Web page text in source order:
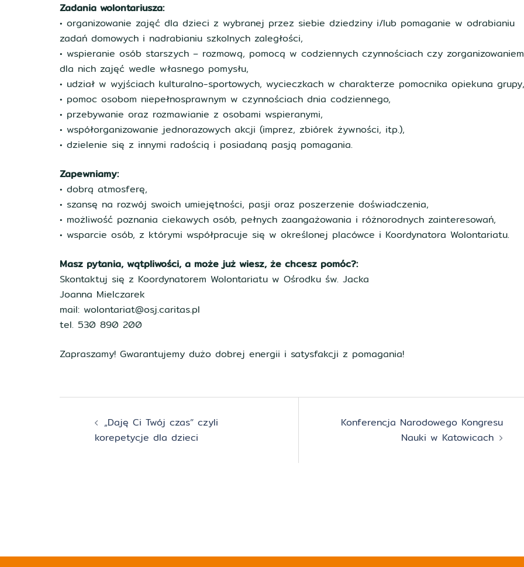
Zadania wolontariusza:
• organizowanie zajęć dla dzieci z wybranej przez siebie dziedziny i/lub pomaganie w odrabianiu
zadań domowych i nadrabianiu szkolnych zaległości,
• wspieranie osób starszych – rozmową, pomocą w codziennych czynnościach czy zorganizowaniem
dla nich zajęć wedle własnego pomysłu,
• udział w wyjściach kulturalno-sportowych, wycieczkach w charakterze pomocnika opiekuna grupy,
• pomoc osobom niepełnosprawnym w czynnościach dnia codziennego,
• przebywanie oraz rozmawianie z osobami wspieranymi,
• współorganizowanie jednorazowych akcji (imprez, zbiórek żywności, itp.),
• dzielenie się z innymi radością i posiadaną pasją pomagania.
Zapewniamy:
• dobrą atmosferę,
• szansę na rozwój swoich umiejętności, pasji oraz poszerzenie doświadczenia,
• możliwość poznania ciekawych osób, pełnych zaangażowania i różnorodnych zainteresowań,
• wsparcie osób, z którymi współpracuje się w określonej placówce i Koordynatora Wolontariatu.
Masz pytania, wątpliwości, a może już wiesz, że chcesz pomóc?:
Skontaktuj się z Koordynatorem Wolontariatu w Ośrodku św. Jacka
Joanna Mielczarek
mail: wolontariat@osj.caritas.pl
tel. 530 890 200
Zapraszamy! Gwarantujemy dużo dobrej energii i satysfakcji z pomagania!
Zobacz
wpisy„Daję Ci Twój czas” czyli
korepetycje dla dzieci
Konferencja Narodowego Kongresu
Nauki w Katowicach